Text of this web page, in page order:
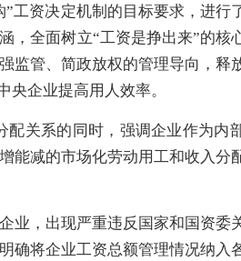
工资决定机制的目标要求，进行
，全面树立“工资是挣出来”的核
监管、简政放权的管理导向，释
企业提高用人效率。
关系的同时，强调企业作为内
能减的市场化劳动用工和收入分
业，出现严重违反国家和国资委
确将企业工资总额管理情况纳入